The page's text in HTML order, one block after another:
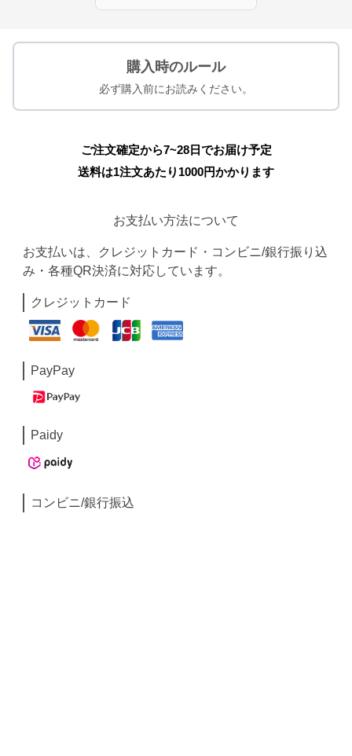
購入時のルール
必ず購入前にお読みください。
ご注文確定から7~28日でお届け予定
送料は1注文あたり 1000円かかります
お支払い方法について
お支払いは、クレジットカード・コンビニ/銀行振り込
み・各種QR決済に対応しています。
クレジットカード
PayPay
Paidy
コンビニ/銀行振込